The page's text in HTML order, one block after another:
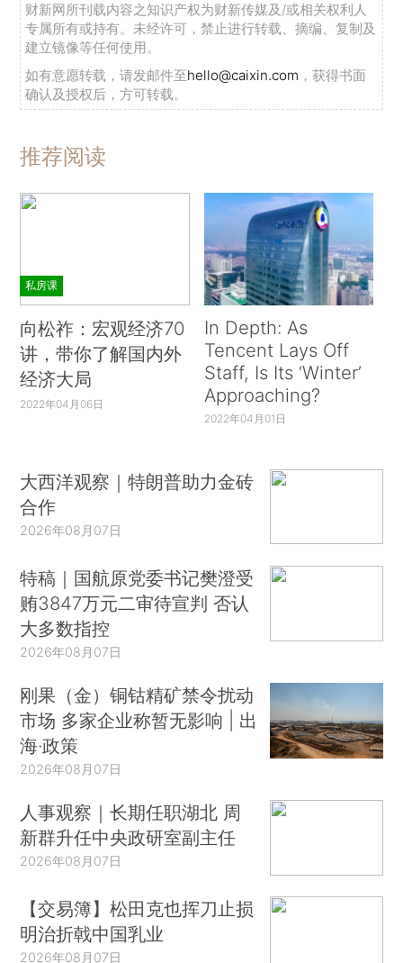
财新网所刊载内容之知识产权为财新传媒及/或相关权利人
专属所有或持有。未经许可，禁止进行转载、摘编、复制及
建立镜像等任何使用。
如有意愿转载，请发邮件至hello@caixin.com ，获得书面
确认及授权后，方可转载。
推荐阅读
私房课
向松祚：宏观经济70
讲，带你了解国内外
经济大局
2022年04月06日
In Depth: As
Tencent Lays Off
Staff, Is Its ‘Winter’
Approaching?
2022年04月01日
大西洋观察｜特朗普助力金砖
合作
2026年08月07日
特稿｜国航原党委书记樊澄受
贿3847万元二审待宣判 否认
大多数指控
2026年08月07日
刚果（金）铜钴精矿禁令扰动
市场 多家企业称暂无影响 | 出
海·政策
2026年08月07日
人事观察｜长期任职湖北 周
新群升任中央政研室副主任
2026年08月07日
【交易簿】松田克也挥刀止损
明治折戟中国乳业
2026年08月07日